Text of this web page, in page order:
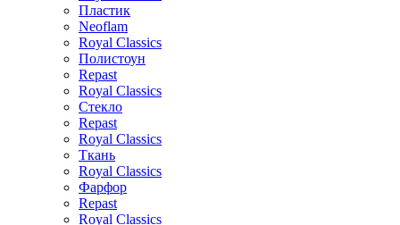
Пластик
Neoflam
Royal Classics
Полистоун
Repast
Royal Classics
Стекло
Repast
Royal Classics
Ткань
Royal Classics
Фарфор
Repast
Royal Classics